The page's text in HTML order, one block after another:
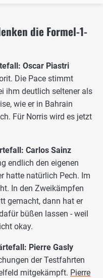
die Formel-1-
Oscar Piastri
Die Pace stimmt
ihm deutlich seltener als
wie er in Bahrain
Für Norris wird es jetzt
Carlos Sainz
endlich den eigenen
hatte natürlich Pech. Im
In den Zweikämpfen
gemacht, dann hat er
büßen lassen - weil
okay.
Pierre Gasly
der Testfahrten
mitgekämpft. Pierre